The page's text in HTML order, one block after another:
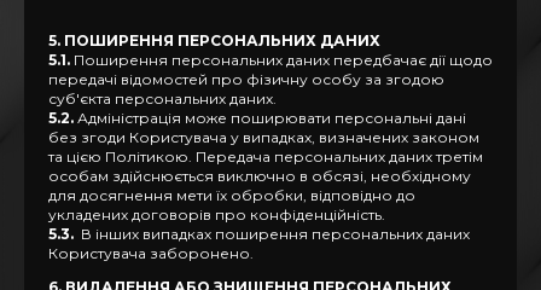
5. ПОШИРЕННЯ ПЕРСОНАЛЬНИХ ДАНИХ
5.1. Поширення персональних даних передбачає дії щодо
передачі відомостей про фізичну особу за згодою
суб'єкта персональних даних.
5.2. Адміністрація може поширювати персональні дані
без згоди Користувача у випадках, визначених законом
та цією Політикою. Передача персональних даних третім
особам здійснюється виключно в обсязі, необхідному
для досягнення мети їх обробки, відповідно до
укладених договорів про конфіденційність.
5.3. В інших випадках поширення персональних даних
Користувача заборонено.
6. ВИДАЛЕННЯ АБО ЗНИЩЕННЯ ПЕРСОНАЛЬНИХ